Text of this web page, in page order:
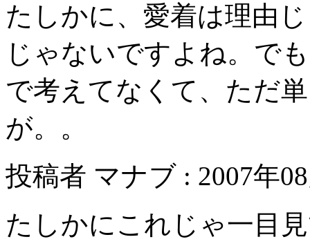
たしかに、愛着は理由
じゃないですよね。で
で考えてなくて、ただ
が。。
投稿者 マナブ : 2007年
たしかにこれじゃ一目